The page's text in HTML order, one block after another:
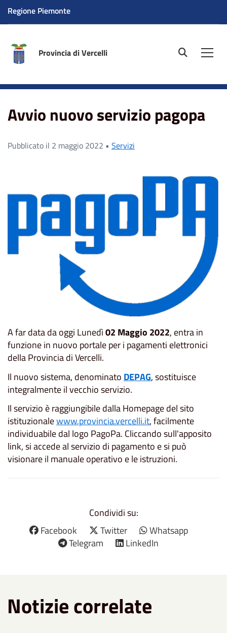
Regione Piemonte
Provincia di Vercelli site.searc
Avvio nuovo servizio pagopa
Pubblicato il 2 maggio 2022 • Servizi
A far data da oggi Lunedì02 Maggio 2022, entra in
funzione in nuovo portale per i pagamenti elettronici
della Provincia di Vercelli.
Il nuovo sistema, denominato DEPAG, sostituisce
integralmente il vecchio servizio.
Il servizio è raggiungibile dalla Homepage del sito
istituzionalewww.provincia.vercelli.it, facilmente
individuabile dal logo PagoPa. Cliccando sull'apposito
link, si accede al servizio di pagamento e si può
visionare il manuale operativo e le istruzioni.
Condividi su:
Facebook
Twitter
Whatsapp
Telegram
LinkedIn
Notizie correlate